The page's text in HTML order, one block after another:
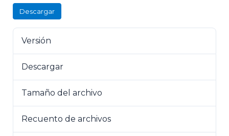
Descargar
Versión
Descargar
Tamaño del archivo
Recuento de archivos